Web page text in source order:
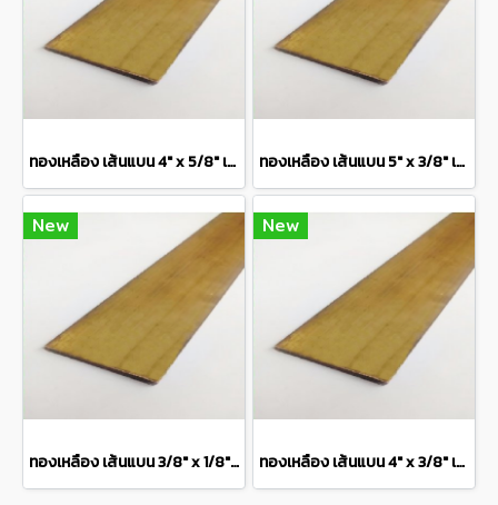
ทองเหลือง เส้นแบน 4" x 5/8" เกรด C3604 Brass Flat Bar แบ่งขายความยาว 10 เซนติเมตร ทองเหลือง เส้นแบน 5" x 3/8" เกรด C3604 Brass Flat Bar แบ่งขายความยาว 10 เซนติเมตร
New
ทองเหลือง เส้นแบน 3/8" x 1/8" เกรด C3604 Brass Flat Bar แบ่งขายความยาว 10 เซนติเมตร
New
ทองเหลือง เส้นแบน 4" x 3/8" เกรด C3604 Brass Flat Bar แบ่งขายความยาว 10 เซนติเมตร